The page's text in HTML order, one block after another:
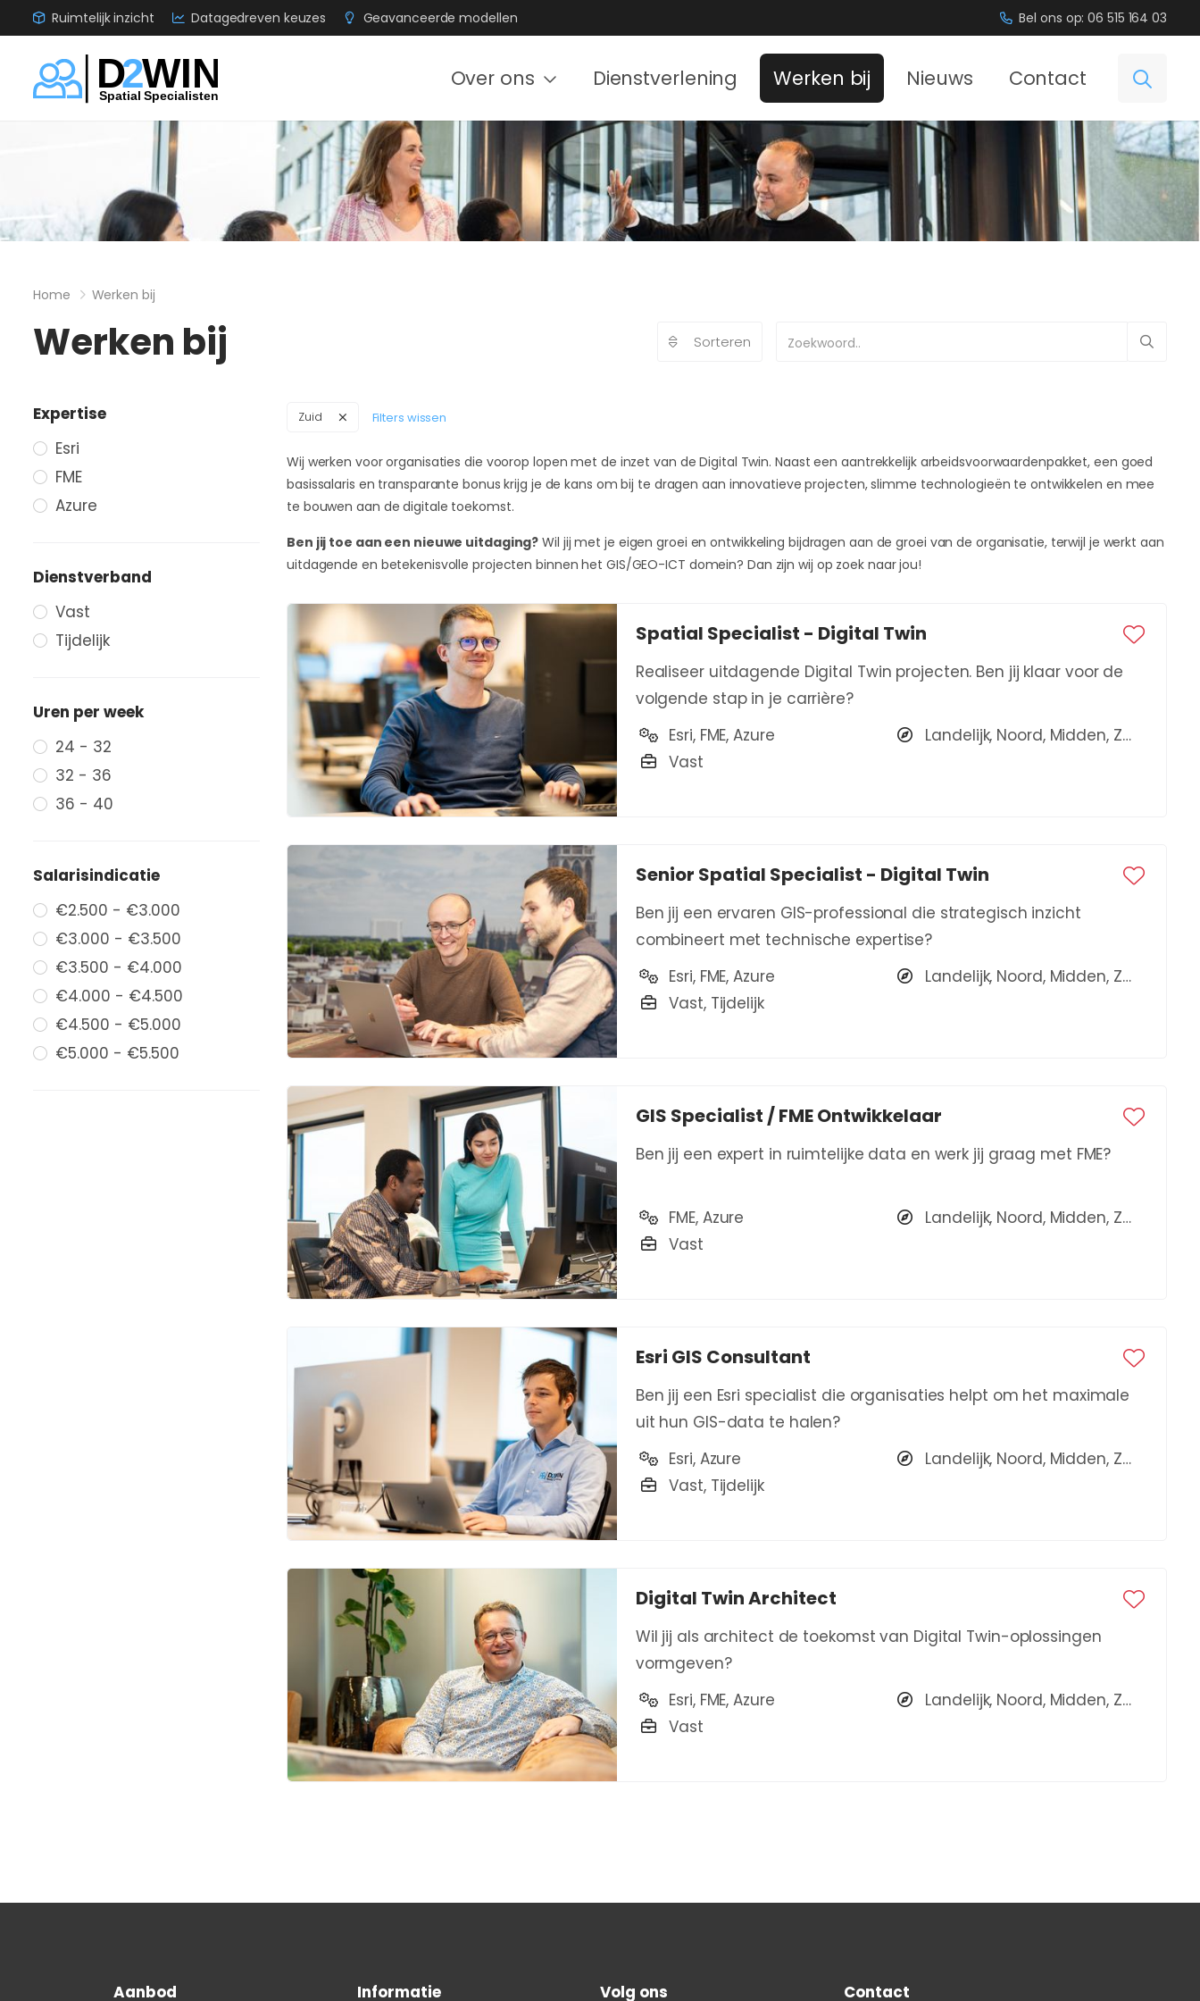
Home Werken bij
Werken bij Sorteren
Expertise
Esri
FME
Azure
Dienstverband
Vast
Tijdelijk
Uren per week
24 - 32
32 - 36
36 - 40
Salarisindicatie
€2.500 - €3.000
€3.000 - €3.500
€3.500 - €4.000
€4.000 - €4.500
€4.500 - €5.000
€5.000 - €5.500
Zuid Filters wissen
Wij werken voor organisaties die voorop lopen met de inzet van de Digital Twin. Naast een aantrekkelijk arbeidsvoorwaardenpakket, een goed
basissalaris en transparante bonus krijg je de kans om bij te dragen aan innovatieve projecten, slimme technologieën te ontwikkelen en mee
te bouwen aan de digitale toekomst.
Ben jij toe aan een nieuwe uitdaging? Wil jij met je eigen groei en ontwikkeling bijdragen aan de groei van de organisatie, terwijl je werkt aan
uitdagende en betekenisvolle projecten binnen het GIS/GEO-ICT domein? Dan zijn wij op zoek naar jou!
Spatial Specialist - Digital Twin
Realiseer uitdagende Digital Twin projecten. Ben jij klaar voor de
volgende stap in je carrière?
Esri, FME, Azure
Landelijk, Noord, Midden, Zuid
Vast
Senior Spatial Specialist - Digital Twin
Ben jij een ervaren GIS-professional die strategisch inzicht
combineert met technische expertise?
Esri, FME, Azure
Landelijk, Noord, Midden, Zuid
Vast, Tijdelijk
GIS Specialist / FME Ontwikkelaar
Ben jij een expert in ruimtelijke data en werk jij graag met FME?
FME, Azure
Landelijk, Noord, Midden, Zuid
Vast
Esri GIS Consultant
Ben jij een Esri specialist die organisaties helpt om het maximale
uit hun GIS-data te halen?
Esri, Azure
Landelijk, Noord, Midden, Zuid
Vast, Tijdelijk
Digital Twin Architect
Wil jij als architect de toekomst van Digital Twin-oplossingen
vormgeven?
Esri, FME, Azure
Landelijk, Noord, Midden, Zuid
Vast
Ruimtelijk inzicht Datagedreven keuzes Geavanceerde modellen Bel ons op: 06 515 164 03
Over ons Dienstverlening Werken bij Nieuws Contact
Aanbod Informatie Volg ons Contact